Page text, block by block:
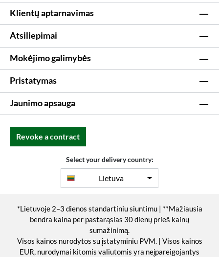
Klientų aptarnavimas
Atsiliepimai
Mokėjimo galimybės
Pristatymas
Jaunimo apsauga
Revoke a contract
Select your delivery country:
Lietuva
*Lietuvoje 2–3 dienos standartiniu siuntimu | **Mažiausia
bendra kaina per pastarąsias 30 dienų prieš kainų
sumažinimą.
Visos kainos nurodytos su įstatyminiu PVM. | Visos kainos
EUR, nurodymai kitomis valiutomis yra neįpareigojantys